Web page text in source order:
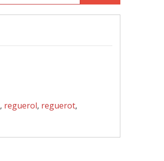
, reguerol, reguerot,